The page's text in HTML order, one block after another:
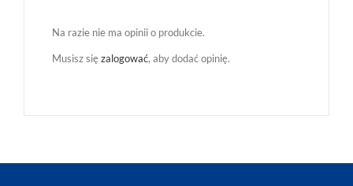
Na razie nie ma opinii o produkcie.
Musisz sięzalogować, aby dodać opinię.